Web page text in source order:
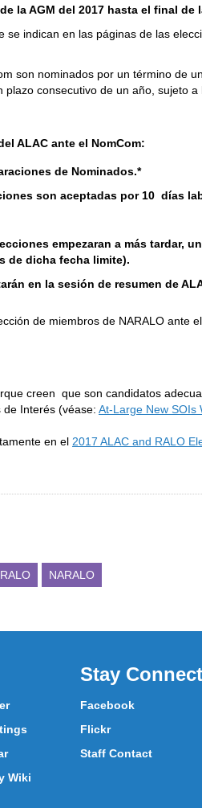
la AGM del 2017 hasta el final de
indican en las páginas de las
son nominados por un término de
consecutivo de un año, sujeto
ALAC ante el NomCom:
de Nominados.*
son aceptadas por 10 días
empezaran a más tardar,
de dicha fecha limite).
en la sesión de resumen de
de miembros de NARALO ante
creen que son candidatos
Interés (véase: At-Large New SOIs
en el 2017 ALAC and RALO
NARALO
Wiki
Stay
Facebook
Flickr
Staff Contact